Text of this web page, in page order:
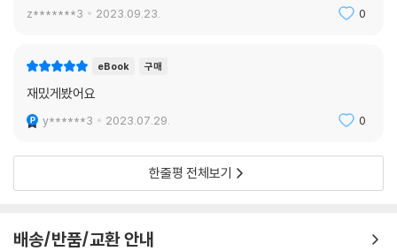
z*******3 2023.09.23. 0
eBook 구매
재밌게봤어요
y******3 2023.07.29. 0
한줄평 전체보기
배송/반품/교환 안내